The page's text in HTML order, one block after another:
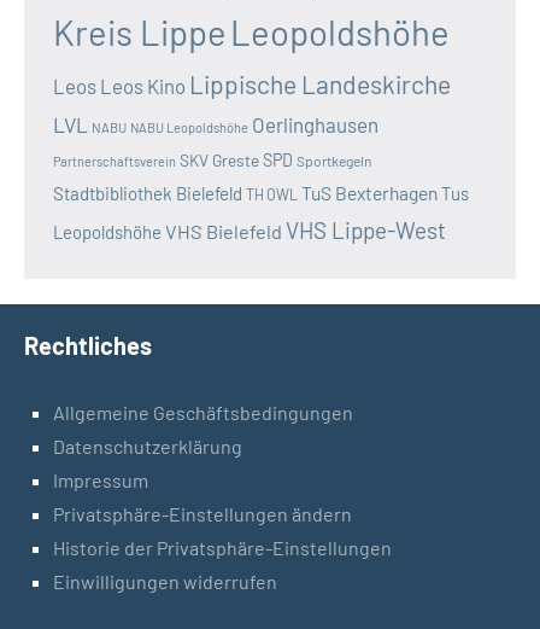
Kreis Lippe Leopoldshöhe
Leos Leos Kino Lippische Landeskirche
LVL NABU NABU Leopoldshöhe Oerlinghausen
Partnerschaftsverein SKV GresteSPD Sportkegeln
Stadtbibliothek Bielefeld TH OWL TuS BexterhagenTus
Leopoldshöhe VHS Bielefeld VHS Lippe-West
Rechtliches
Allgemeine Geschäftsbedingungen
Datenschutzerklärung
Impressum
Privatsphäre-Einstellungen ändern
Historie der Privatsphäre-Einstellungen
Einwilligungen widerrufen